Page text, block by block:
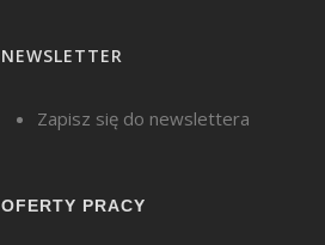
NEWSLETTER
Zapisz się do newslettera
OFERTY PRACY